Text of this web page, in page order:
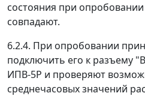
состояния при опробовании
совпадают.
6.2.4. При опробовании
подключить его к разъему
ИПВ-5Р и проверяют
среднечасовых значений